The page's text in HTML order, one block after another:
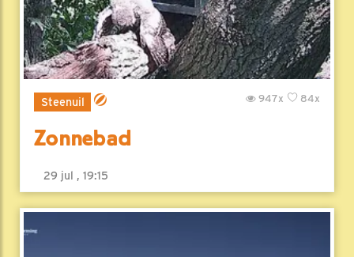
Steenuil 84x
947x
Zonnebad
29 jul , 19:15